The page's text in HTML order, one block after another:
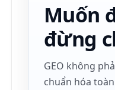
Muốn
đừng
GEO không
chuẩn hóa